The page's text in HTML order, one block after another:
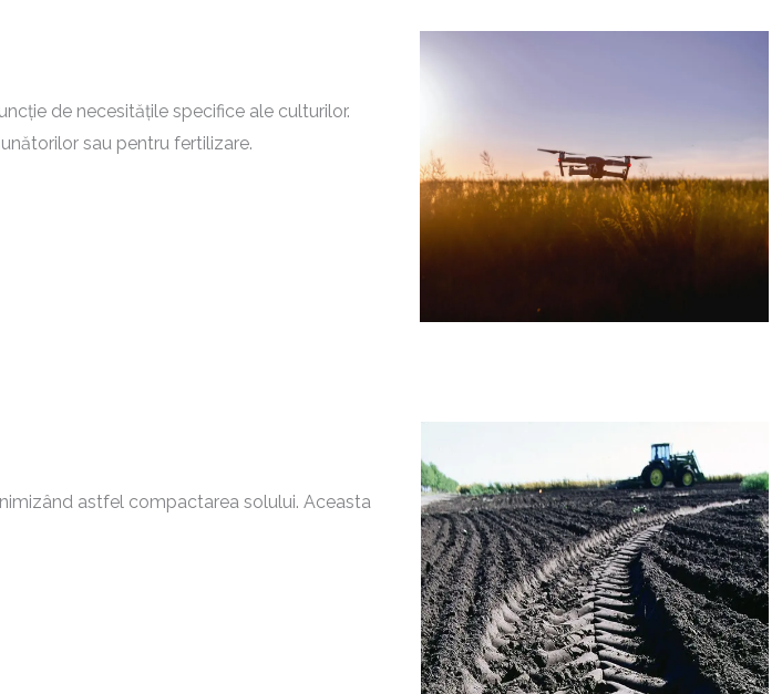
de necesitățile specifice ale culturilor.
sau pentru fertilizare.
astfel compactarea solului. Aceasta